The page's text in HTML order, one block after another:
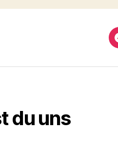
du uns